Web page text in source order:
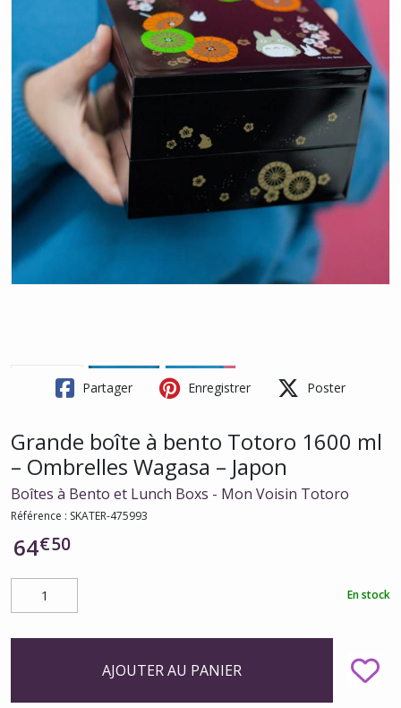
Partager Enregistrer Poster
Grande boîte à bento Totoro 1600 ml
– Ombrelles Wagasa – Japon
Boîtes à Bento et Lunch Boxs - Mon Voisin Totoro
Référence : SKATER-475993
64€50
En stock
AJOUTER AU PANIER